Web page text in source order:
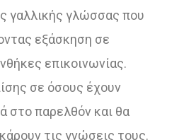
γαλλικής γλώσσας που
εξάσκηση σε
επικοινωνίας.
σε όσους έχουν
στο παρελθόν και θα
τις γνώσεις τους.